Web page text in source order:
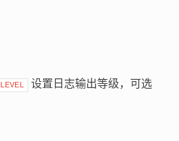
设置日志输出等级，可选